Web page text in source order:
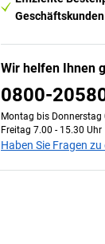
Geschäftskunden
Wir helfen Ihnen
0800-
Montag bis Donnerstag
Freitag 7.00 - 15.30 Uhr
Haben Sie Fragen